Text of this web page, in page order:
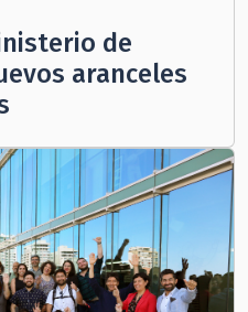
de
aranceles